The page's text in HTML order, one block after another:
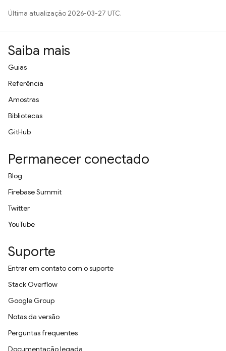
Última atualização 2026-03-27 UTC.
Saiba mais
Guias
Referência
Amostras
Bibliotecas
GitHub
Permanecer conectado
Blog
Firebase Summit
Twitter
YouTube
Suporte
Entrar em contato com o suporte
Stack Overflow
Google Group
Notas da versão
Perguntas frequentes
Documentação legada